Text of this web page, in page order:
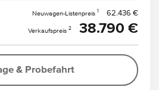
Neuwagen-Listenpreis 1 62.436 €
Verkaufspreis 2 38.790 €
& Probefahrt